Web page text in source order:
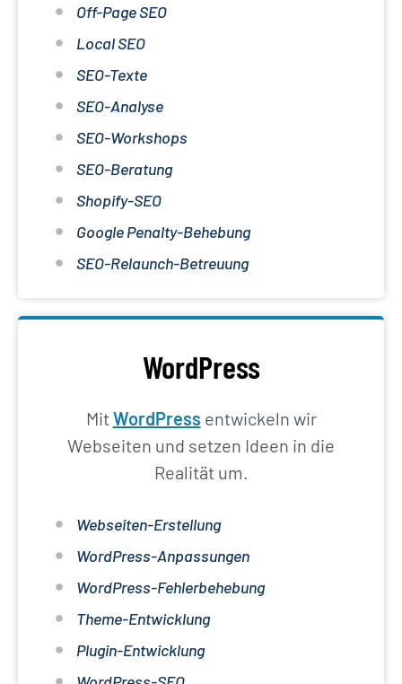
Off-Page SEO
Local SEO
SEO-Texte
SEO-Analyse
SEO-Workshops
SEO-Beratung
Shopify-SEO
Google Penalty-Behebung
SEO-Relaunch-Betreuung
WordPress
Mit WordPress entwickeln wir
Webseiten und setzen Ideen in die
Realität um.
Webseiten-Erstellung
WordPress-Anpassungen
WordPress-Fehlerbehebung
Theme-Entwicklung
Plugin-Entwicklung